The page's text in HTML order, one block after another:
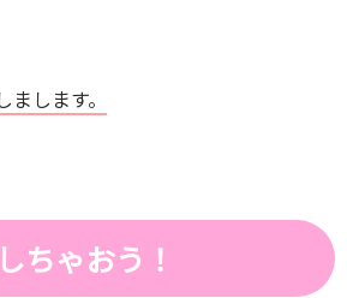
します。
ちゃおう！